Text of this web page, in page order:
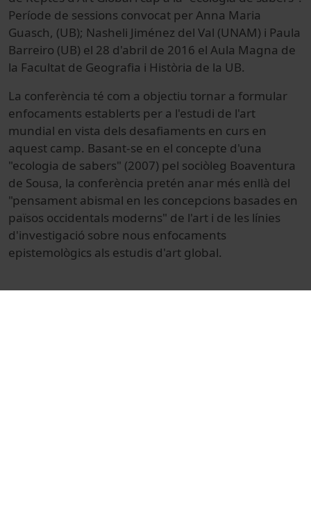
Període de sessions convocat per Anna Maria
Guasch, (UB); Nasheli Jiménez del Val (UNAM) i Paula
Barreiro (UB) el 28 d'abril de 2016 el Aula Magna de
la Facultat de Geografia i Història de la UB.
La conferència té com a objectiu tornar a formular
enfocaments establerts per a l'estudi de l'art
mundial en vista dels desafiaments en curs en
aquest camp. Basant-se en el concepte d'una
"ecologia de sabers" (2007) pel sociòleg Boaventura
de Sousa, la conferència pretén anar més enllà del
"pensament abismal en les concepcions basades en
països occidentals moderns" de l'art i de les línies
d'investigació sobre nous enfocaments
epistemològics als estudis d'art global.